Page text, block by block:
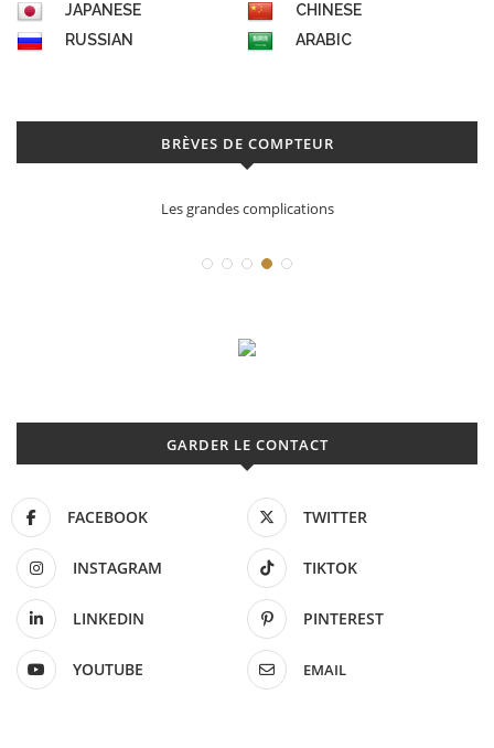
JAPANESE
CHINESE
RUSSIAN
ARABIC
BRÈVES DE COMPTEUR
Les grandes complications
GARDER LE CONTACT
FACEBOOK TWITTER
INSTAGRAM TIKTOK
LINKEDIN PINTEREST
YOUTUBE EMAIL